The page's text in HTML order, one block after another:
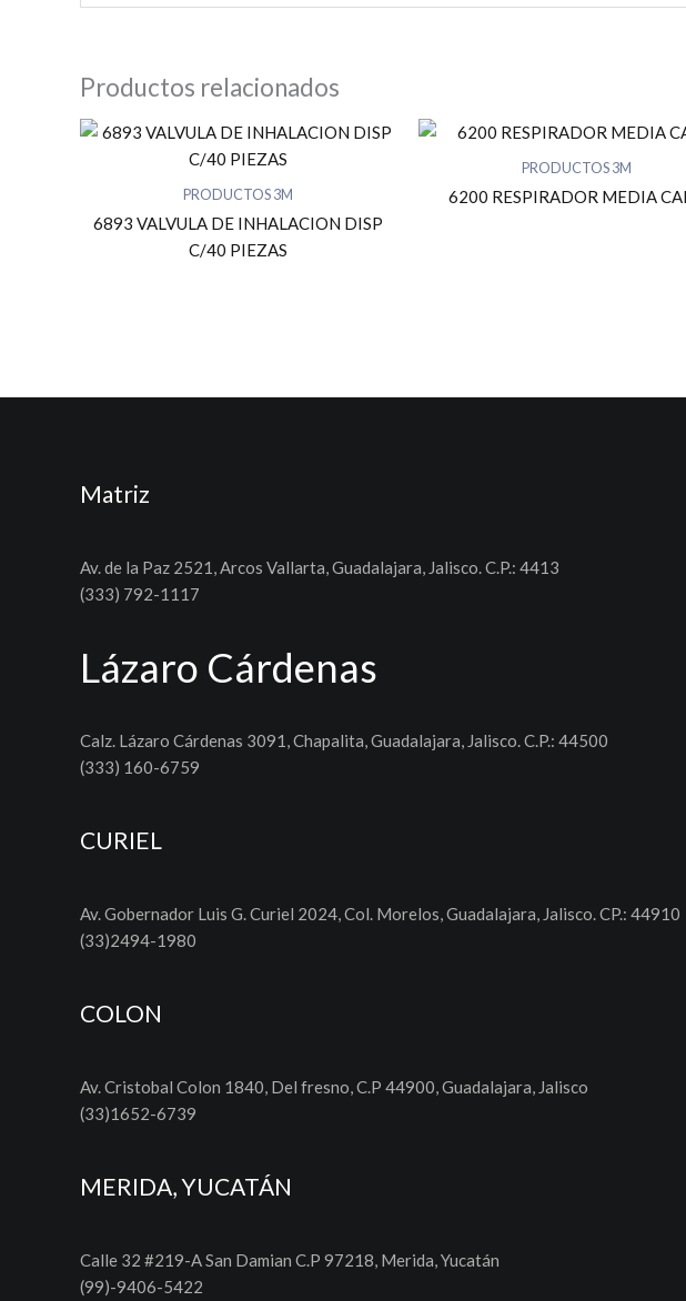
Productos relacionados
PRODUCTOS 3M
6893 VALVULA DE INHALACION DISP
C/40 PIEZAS
PRODUCTOS 3M
6200 RESPIRADOR MEDIA
Matriz
Av. de la Paz 2521, Arcos Vallarta, Guadalajara, Jalisco. C.P.: 4413
(333) 792-1117
Lázaro Cárdenas
Calz. Lázaro Cárdenas 3091, Chapalita, Guadalajara, Jalisco. C.P.: 44500
(333) 160-6759
CURIEL
Av. Gobernador Luis G. Curiel 2024, Col. Morelos, Guadalajara, Jalisco. CP.: 44910
(33)2494-1980
COLON
Av. Cristobal Colon 1840, Del fresno, C.P 44900, Guadalajara, Jalisco
(33)1652-6739
MERIDA, YUCATÁN
Calle 32 #219-A San Damian C.P 97218, Merida, Yucatán
(99)-9406-5422